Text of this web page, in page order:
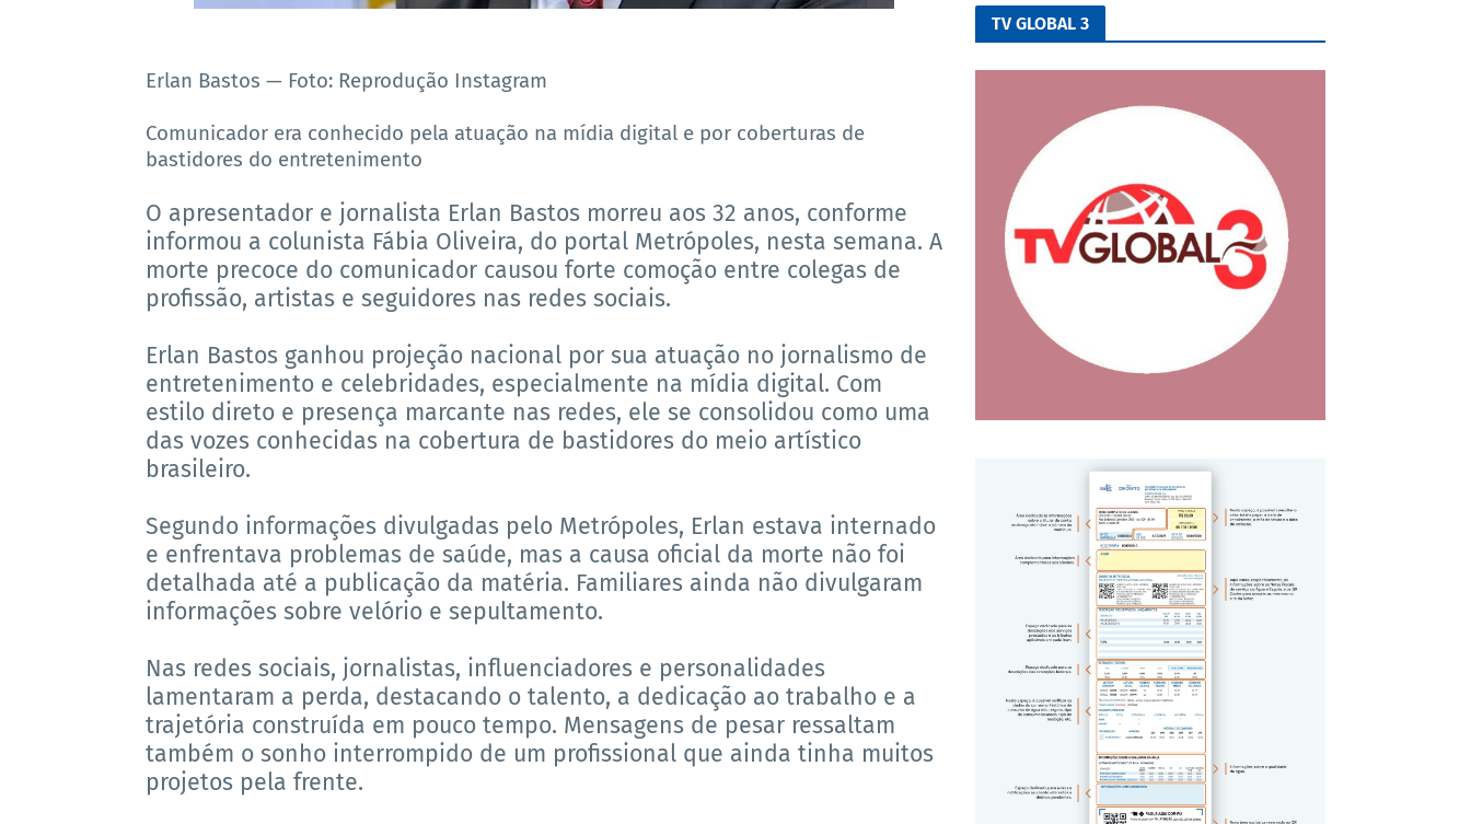
Erlan Bastos — Foto: Reprodução Instagram
Comunicador era conhecido pela atuação na mídia digital e por coberturas de
bastidores do entretenimento
O apresentador e jornalista Erlan Bastos morreu aos 32 anos, conforme
informou a colunista Fábia Oliveira, do portal Metrópoles, nesta semana. A
morte precoce do comunicador causou forte comoção entre colegas de
profissão, artistas e seguidores nas redes sociais.
Erlan Bastos ganhou projeção nacional por sua atuação no jornalismo de
entretenimento e celebridades, especialmente na mídia digital. Com
estilo direto e presença marcante nas redes, ele se consolidou como uma
das vozes conhecidas na cobertura de bastidores do meio artístico
brasileiro.
Segundo informações divulgadas pelo Metrópoles, Erlan estava internado
e enfrentava problemas de saúde, mas a causa oficial da morte não foi
detalhada até a publicação da matéria. Familiares ainda não divulgaram
informações sobre velório e sepultamento.
Nas redes sociais, jornalistas, influenciadores e personalidades
lamentaram a perda, destacando o talento, a dedicação ao trabalho e a
trajetória construída em pouco tempo. Mensagens de pesar ressaltam
também o sonho interrompido de um profissional que ainda tinha muitos
projetos pela frente.
TV GLOBAL 3